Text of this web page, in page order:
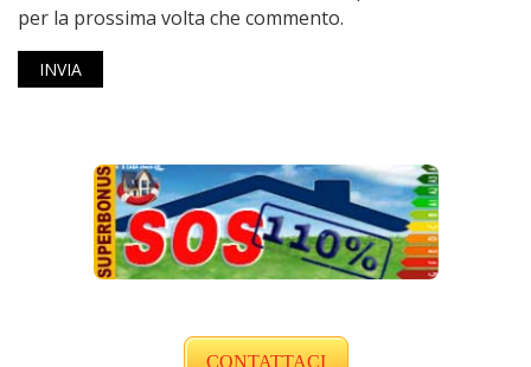
per la prossima volta che commento.
CONTATTACI